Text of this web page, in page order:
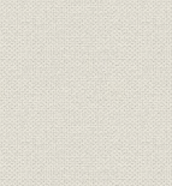
価格;経営
価格;経営